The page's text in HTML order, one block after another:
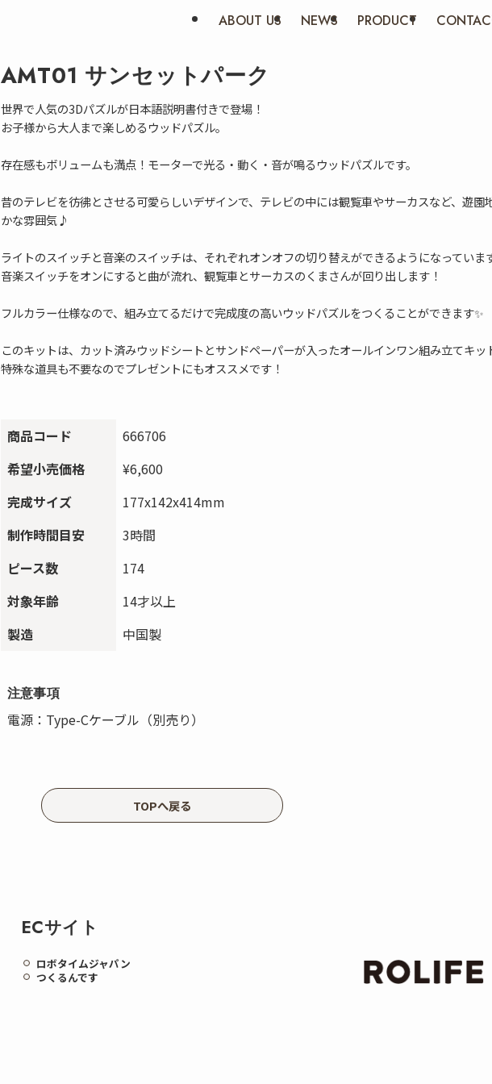
ABOUT US NEWS PRODUCT
AMT01 サンセットパーク
世界で人気の3Dパズルが日本語説明書付きで登場！
お子様から大人まで楽しめるウッドパズル。
存在感もボリュームも満点！モーターで光る・動く・音が鳴るウッドパズルです。
昔のテレビを彷彿とさせる可愛らしいデザインで、テレビの中には観覧車やサーカスなど、遊園
かな雰囲気♪
ライトのスイッチと音楽のスイッチは、それぞれオンオフの切り替えができるようになってい
音楽スイッチをオンにすると曲が流れ、観覧車とサーカスのくまさんが回り出します！
フルカラー仕様なので、組み立てるだけで完成度の高いウッドパズルをつくることができます✨
このキットは、カット済みウッドシートとサンドペーパーが入ったオールインワン組み立てキッ
特殊な道具も不要なのでプレゼントにもオススメです！
商品コード
666706
希望小売価格
¥6,600
完成サイズ
177x142x414mm
制作時間目安
3時間
ピース数
174
対象年齢
14才以上
製造
中国製
注意事項
電源：Type-Cケーブル（別売り）
TOPへ戻る
ECサイト
ロボタイムジャパン
つくるんです